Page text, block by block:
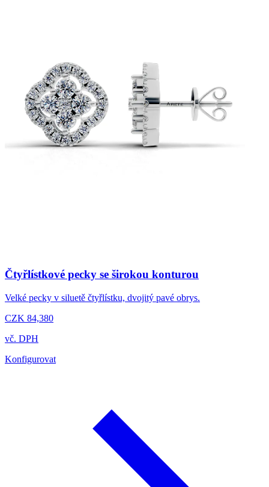
Čtyřlístkové pecky se širokou konturou
Velké pecky v siluetě čtyřlístku, dvojitý pavé obrys.
CZK 84,380
vč. DPH
Konfigurovat